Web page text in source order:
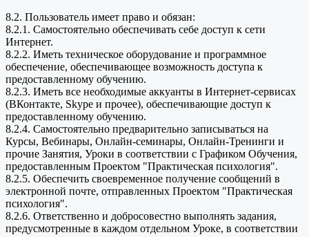
8.2. Пользователь имеет право и обязан:
8.2.1. Самостоятельно обеспечивать себе доступ к сети
Интернет.
8.2.2. Иметь техническое оборудование и программное
обеспечение, обеспечивающее возможность доступа к
предоставленному обучению.
8.2.3. Иметь все необходимые аккуанты в Интернет-сервисах
(ВКонтакте, Skype и прочее), обеспечивающие доступ к
предоставленному обучению.
8.2.4. Самостоятельно предварительно записываться на
Курсы, Вебинары, Онлайн-семинары, Онлайн-Тренинги и
прочие Занятия, Уроки в соответствии с Графиком Обучения,
предоставленным Проектом "Практическая психология".
8.2.5. Обеспечить своевременное получение сообщений в
электронной почте, отправленных Проектом "Практическая
психология".
8.2.6. Ответственно и добросовестно выполнять задания,
предусмотренные в каждом отдельном Уроке, в соответствии